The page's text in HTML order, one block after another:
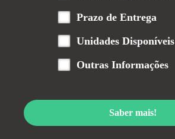
Prazo de Entrega
Unidades Disponíveis
Outras Informações
Saber mais!